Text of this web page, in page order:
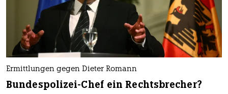
Ermittlungen gegen Dieter Romann
Bundespolizei-Chef ein Rechtsbrecher?